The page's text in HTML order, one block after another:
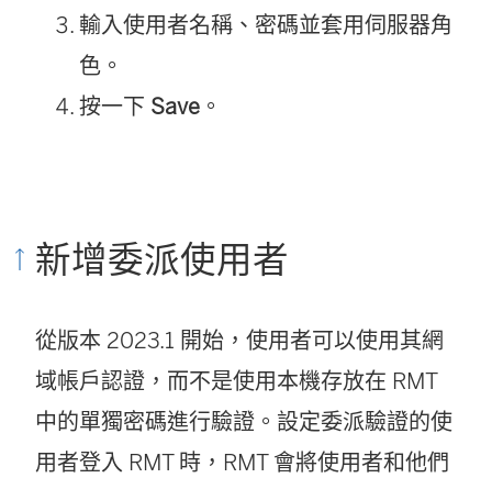
輸入使用者名稱、密碼並套用伺服器角
色。
按一下 Save 。
新增委派使用者
從版本 2023.1 開始，使用者可以使用其網
域帳戶認證，而不是使用本機存放在 RMT
中的單獨密碼進行驗證。設定委派驗證的使
用者登入 RMT 時，RMT 會將使用者和他們